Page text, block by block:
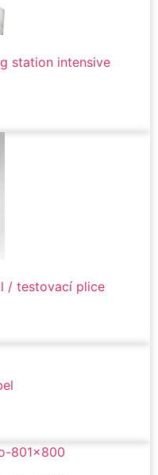
station intensive
l / testovací plice